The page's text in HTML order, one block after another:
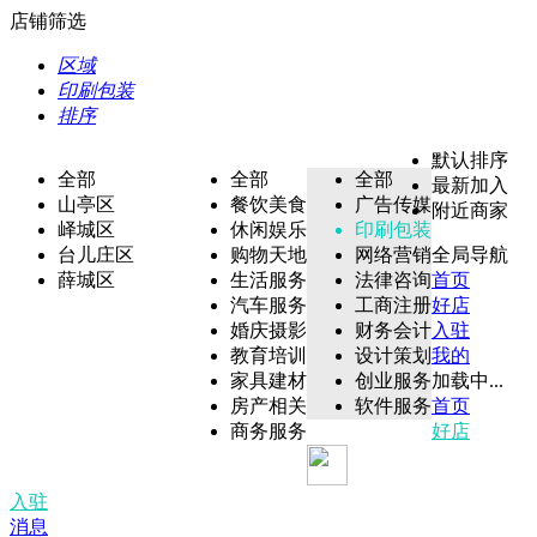
店铺筛选
区域
印刷包装
排序
全部
山亭区
峄城区
台儿庄区
薛城区
全部
餐饮美食
休闲娱乐
购物天地
生活服务
汽车服务
婚庆摄影
教育培训
家具建材
房产相关
商务服务
全部
广告传媒
印刷包装
网络营销
法律咨询
工商注册
财务会计
设计策划
创业服务
软件服务
默认排序
最新加入
附近商家
全局导航
首页
好店
入驻
我的
加载中...
首页
好店
入驻
消息